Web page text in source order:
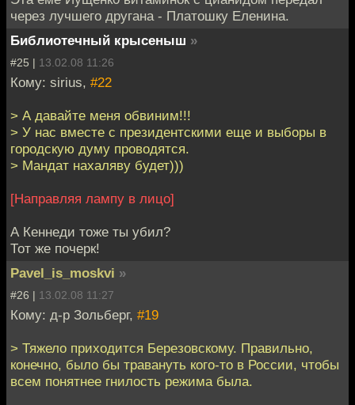
через лучшего другана - Платошку Еленина.
Библиотечный крысеныш »
#25 | 13.02.08 11:26
Кому: sirius, #22
> А давайте меня обвиним!!!
> У нас вместе с президентскими еще и выборы в
городскую думу проводятся.
> Мандат нахаляву будет)))
[Направляя лампу в лицо]
А Кеннеди тоже ты убил?
Тот же почерк!
Pavel_is_moskvi »
#26 | 13.02.08 11:27
Кому: д-р Зольберг, #19
> Тяжело приходится Березовскому. Правильно,
конечно, было бы травануть кого-то в России, чтобы
всем понятнее гнилость режима была.